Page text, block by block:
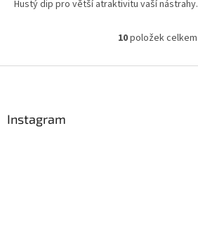
Hustý dip pro větší atraktivitu vaší nástrahy.
O
l
10položek celkem
Instagram